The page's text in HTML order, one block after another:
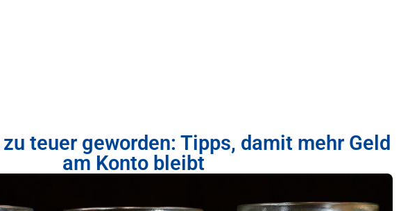
teuer geworden: Tipps, damit mehr Geld
am Konto bleibt